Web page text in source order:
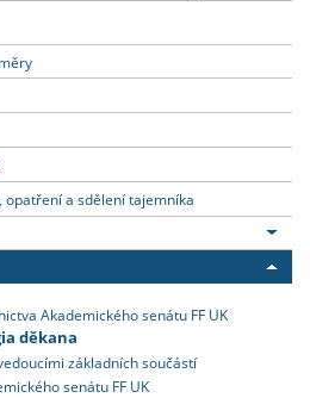
opatření a sdělení tajemníka
Akademického senátu FF UK
děkana
základních součástí
senátu FF UK